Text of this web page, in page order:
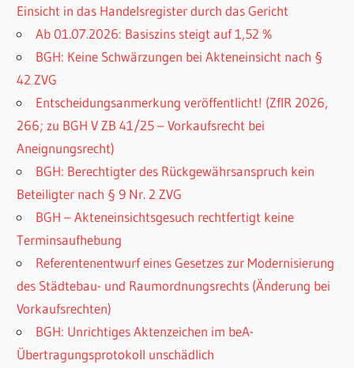
Einsicht in das Handelsregister durch das Gericht
Ab 01.07.2026: Basiszins steigt auf 1,52 %
BGH: Keine Schwärzungen bei Akteneinsicht nach §
42 ZVG
Entscheidungsanmerkung veröffentlicht! (ZfIR 2026,
266; zu BGH V ZB 41/25 – Vorkaufsrecht bei
Aneignungsrecht)
BGH: Berechtigter des Rückgewährsanspruch kein
Beteiligter nach § 9 Nr. 2 ZVG
BGH – Akteneinsichtsgesuch rechtfertigt keine
Terminsaufhebung
Referentenentwurf eines Gesetzes zur Modernisierung
des Städtebau- und Raumordnungsrechts (Änderung bei
Vorkaufsrechten)
BGH: Unrichtiges Aktenzeichen im beA-
Übertragungsprotokoll unschädlich